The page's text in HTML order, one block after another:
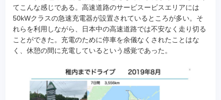
てこんな感じである。高速道路のサービスービスエリアには
50kWクラスの急速充電器が設置されているところが多い。そ
れらを利用しながら、日本中の高速道路では不安なく走り切る
ことができた。充電のために停車を余儀なくされたことはな
く、休憩の間に充電しているという感覚であった。